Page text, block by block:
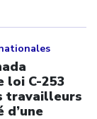
loi C-253
travailleurs
d’une